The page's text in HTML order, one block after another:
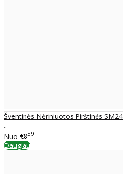
Šventinės Nėriniuotos Pirštinės SM24
..
Nuo €859
Daugiau